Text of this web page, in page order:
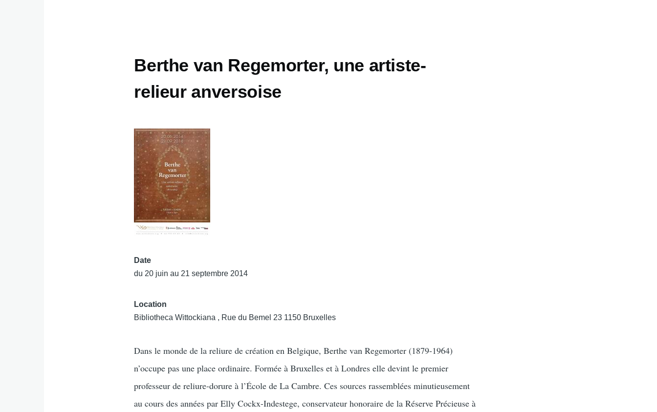
Berthe van Regemorter, une artiste-
relieur anversoise
Date
du 20 juin au 21 septembre 2014
Location
Bibliotheca Wittockiana , Rue du Bemel 23 1150 Bruxelles
Dans le monde de la reliure de création en Belgique, Berthe van Regemorter (1879-1964)
n’occupe pas une place ordinaire. Formée à Bruxelles et à Londres elle devint le premier
professeur de reliure-dorure à l’École de La Cambre. Ces sources rassemblées minutieusement
au cours des années par Elly Cockx-Indestege, conservateur honoraire de la Réserve Précieuse à